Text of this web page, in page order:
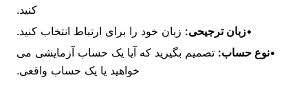
زبان خود را برای ارتباط انتخاب کنید.
تصمیم بگیرید که آیا یک حساب آزمایشی می
خواهید یا یک حساب واقعی.